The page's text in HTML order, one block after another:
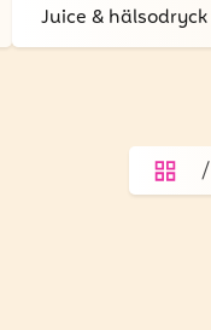
Juice & hälsodryck
grid /